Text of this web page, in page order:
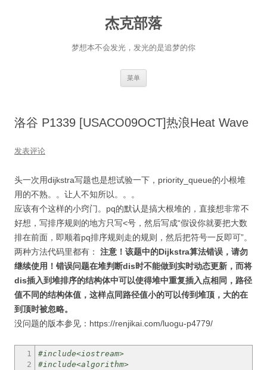
杰克部落
梦想本不会发光，发光的是追梦的你
菜单
洛谷 P1339 [USACO09OCT]热浪Heat Wave
发表评论
头一次用dijkstra写题也是想试验一下，priority_queue的小根堆
用的不熟。。让人不知所以。。。
应该有个这样的小窍门。pq的默认是搞大根堆的，直接想非常不
好想，写排序规则的地方只写<号，然后写成“假设你就要把大数
排在前面，即顺着pq排序规则走的规则，然后把符号一反即可”。
两种方法代码里都有： 注意！该题中的Dijkstra算法错误，请勿
继续使用！错误问题在堆判断dis时不能做到实时动态更新，而将
dis插入到堆排序的结构体中可以使得堆中重复插入点相同，路径
值不同的结构体值，这样点同路径值小的可以传到堆顶，大的在
到顶时被忽略。
没问题的版本参见：https://renjikai.com/luogu-p4779/
1
2
#include<iostream>
#include<algorithm>